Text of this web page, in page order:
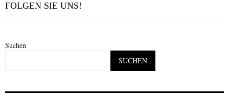
FOLGEN SIE UNS!
Suchen
SUCHEN